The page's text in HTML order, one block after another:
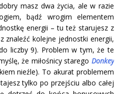
masz dwa życia, ale w razie
bądź wrogim elementem
energii – tu też starujesz z
znaleźć kolejne jednostki energii,
liczby 9). Problem w tym, że te
że miłośnicy starego Donkey
nieźle). To akurat problemem
tylko po przejściu albo całej